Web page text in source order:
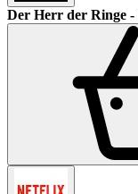
Der Herr der Ringe -